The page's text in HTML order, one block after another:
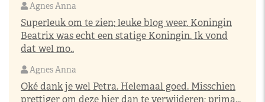
Agnes Anna
Superleuk om te zien; leuke blog weer. Koningin
Beatrix was echt een statige Koningin. Ik vond
dat wel mo..
Agnes Anna
Oké dank je wel Petra. Helemaal goed. Misschien
prettiger om deze hier dan te verwijderen; prima...